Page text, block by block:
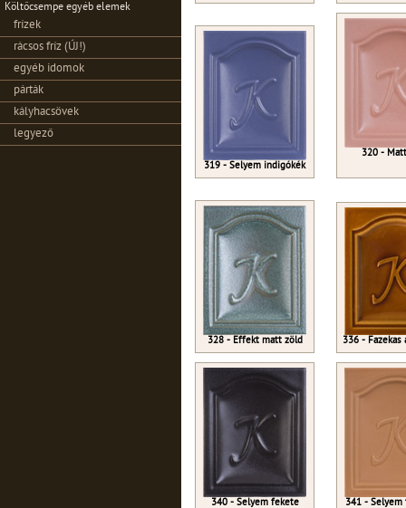
Költőcsempe egyéb elemek
frízek
rácsos fríz (ÚJ!)
egyéb idomok
párták
kályhacsövek
legyező
319 - Selyem indigókék
320 -
328 - Effekt matt zöld 336 - Fazekas
340 - Selyem fekete
341 -